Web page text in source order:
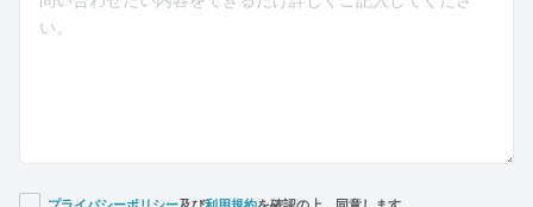
プライバシーポリシー及び利用規約を確認の上、同意します。